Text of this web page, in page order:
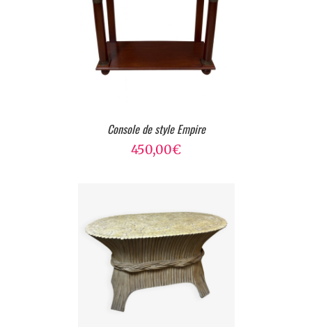
Console de style Empire
450,00€